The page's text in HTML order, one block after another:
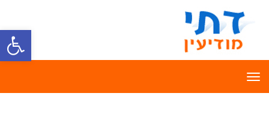
פתח
תפריט